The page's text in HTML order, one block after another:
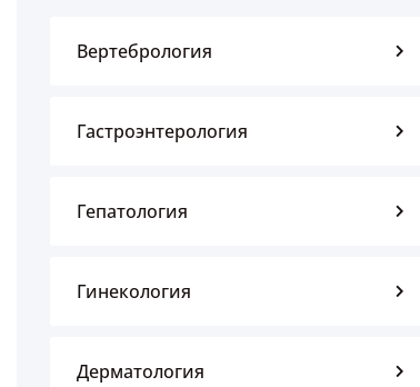
Вертебрология
Гастроэнтерология
Гепатология
Гинекология
Дерматология